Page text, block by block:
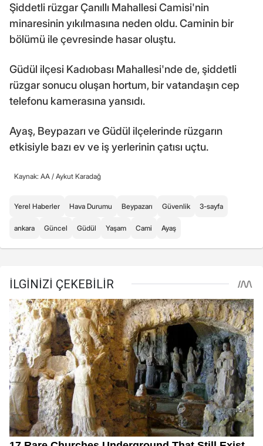
Şiddetli rüzgar Çanıllı Mahallesi Camisi'nin
minaresinin yıkılmasına neden oldu. Caminin bir
bölümü ile çevresinde hasar oluştu.
Güdül ilçesi Kadıobası Mahallesi'nde de, şiddetli
rüzgar sonucu oluşan hortum, bir vatandaşın cep
telefonu kamerasına yansıdı.
Ayaş, Beypazarı ve Güdül ilçelerinde rüzgarın
etkisiyle bazı ev ve iş yerlerinin çatısı uçtu.
Kaynak: AA / Aykut Karadağ
Yerel Haberler Hava Durumu Beypazarı Güvenlik 3-sayfa
ankara Güncel Güdül Yaşam Cami Ayaş